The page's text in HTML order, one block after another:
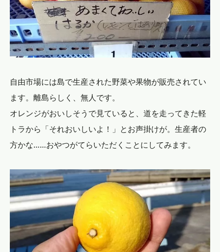
自由市場には島で生産された野菜や果物が販売されてい
ます。離島らしく、無人です。
オレンジがおいしそうで見ていると、道を走ってきた軽
トラから「それおいしいよ！」とお声掛けが。生産者の
方かな……おやつがてらいただくことにしてみます。